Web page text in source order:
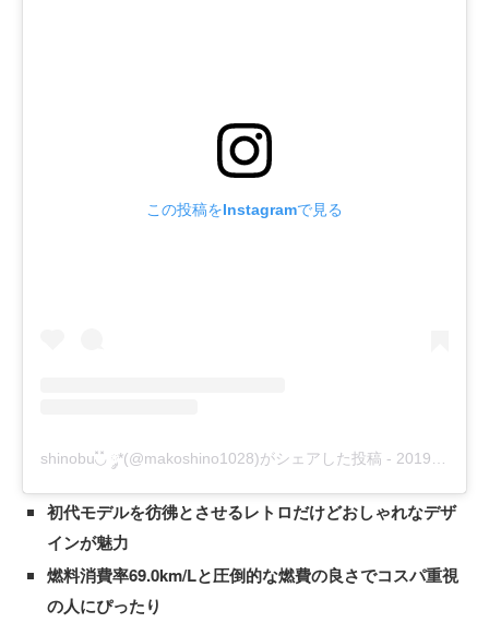
この投稿をInstagramで見る
shinobu◟̽◞̽ ༘*(@makoshino1028)がシェアした投稿 - 2019年10月月11日午前3時18分PDT
初代モデルを彷彿とさせるレトロだけどおしゃれなデザ
インが魅力
燃料消費率69.0km/Lと圧倒的な燃費の良さでコスパ重視
の人にぴったり